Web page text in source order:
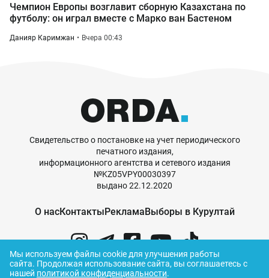
Чемпион Европы возглавит сборную Казахстана по
футболу: он играл вместе с Марко ван Бастеном
Данияр Каримжан Вчера 00:43
Свидетельство о постановке на учет периодического
печатного издания,
информационного агентства и сетевого издания
№KZ05VPY00030397
выдано 22.12.2020
О насКонтактыРекламаВыборы в Курултай
Мы используем файлы cookie для улучшения работы
сайта. Продолжая использование сайта, вы соглашаетесь с
нашей политикой конфиденциальности.